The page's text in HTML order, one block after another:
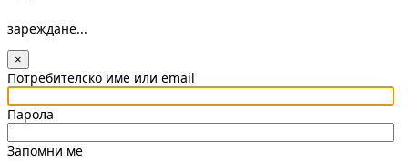
зареждане...
×
Потребителско име или email
Парола
Запомни ме